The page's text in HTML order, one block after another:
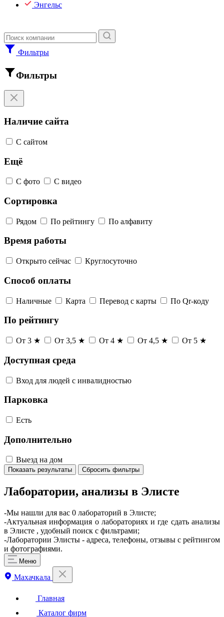
Энгельс
Фильтры
Фильтры
Наличие сайта
С сайтом
Ещё
С фото С видео
Сортировка
Рядом По рейтингу По алфавиту
Время работы
Открыто сейчас Круглосуточно
Способ оплаты
Наличные Карта Перевод с карты По Qr-коду
По рейтингу
От 3 ★ От 3,5 ★ От 4 ★ От 4,5 ★ От 5 ★
Доступная среда
Вход для людей с инвалидностью
Парковка
Есть
Дополнительно
Выезд на дом
Показать результаты Сбросить фильтры
Лаборатории, анализы в Элисте
-Мы нашли для вас 0 лабораторий в Элисте;
-Актуальная информация о лабораториях и где сдать анализы
в Элисте , удобный поиск с фильтрами;
-Лаборатории Элисты - адреса, телефоны, отзывы с рейтингом
и фотографиями.
Меню
Махачкала
Главная
Каталог фирм